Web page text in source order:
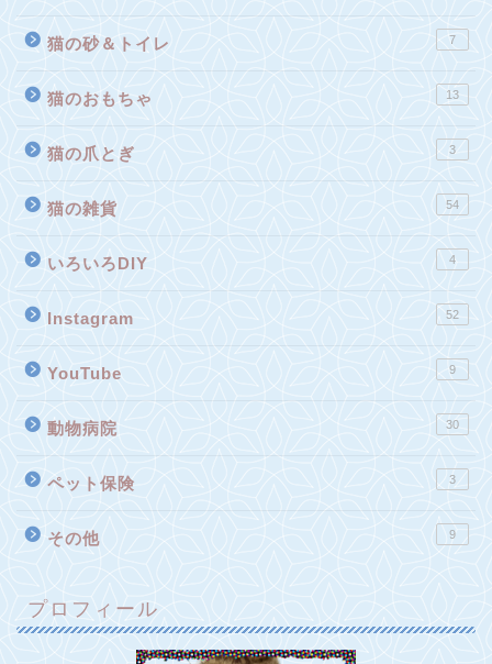
猫の砂＆トイレ 7
猫のおもちゃ 13
猫の爪とぎ 3
猫の雑貨 54
いろいろDIY 4
Instagram 52
YouTube 9
動物病院 30
ペット保険 3
その他 9
プロフィール